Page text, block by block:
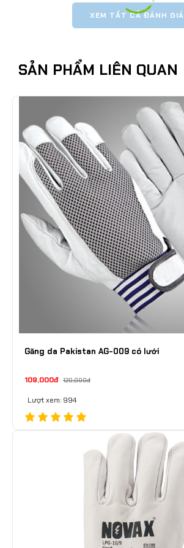
XEM TẤT CẢ ĐÁNH GIÁ
SẢN PHẨM LIÊN QUAN
Găng da Pakistan AG-009 có lưới
109,000đ 120,000đ
Lượt xem: 994